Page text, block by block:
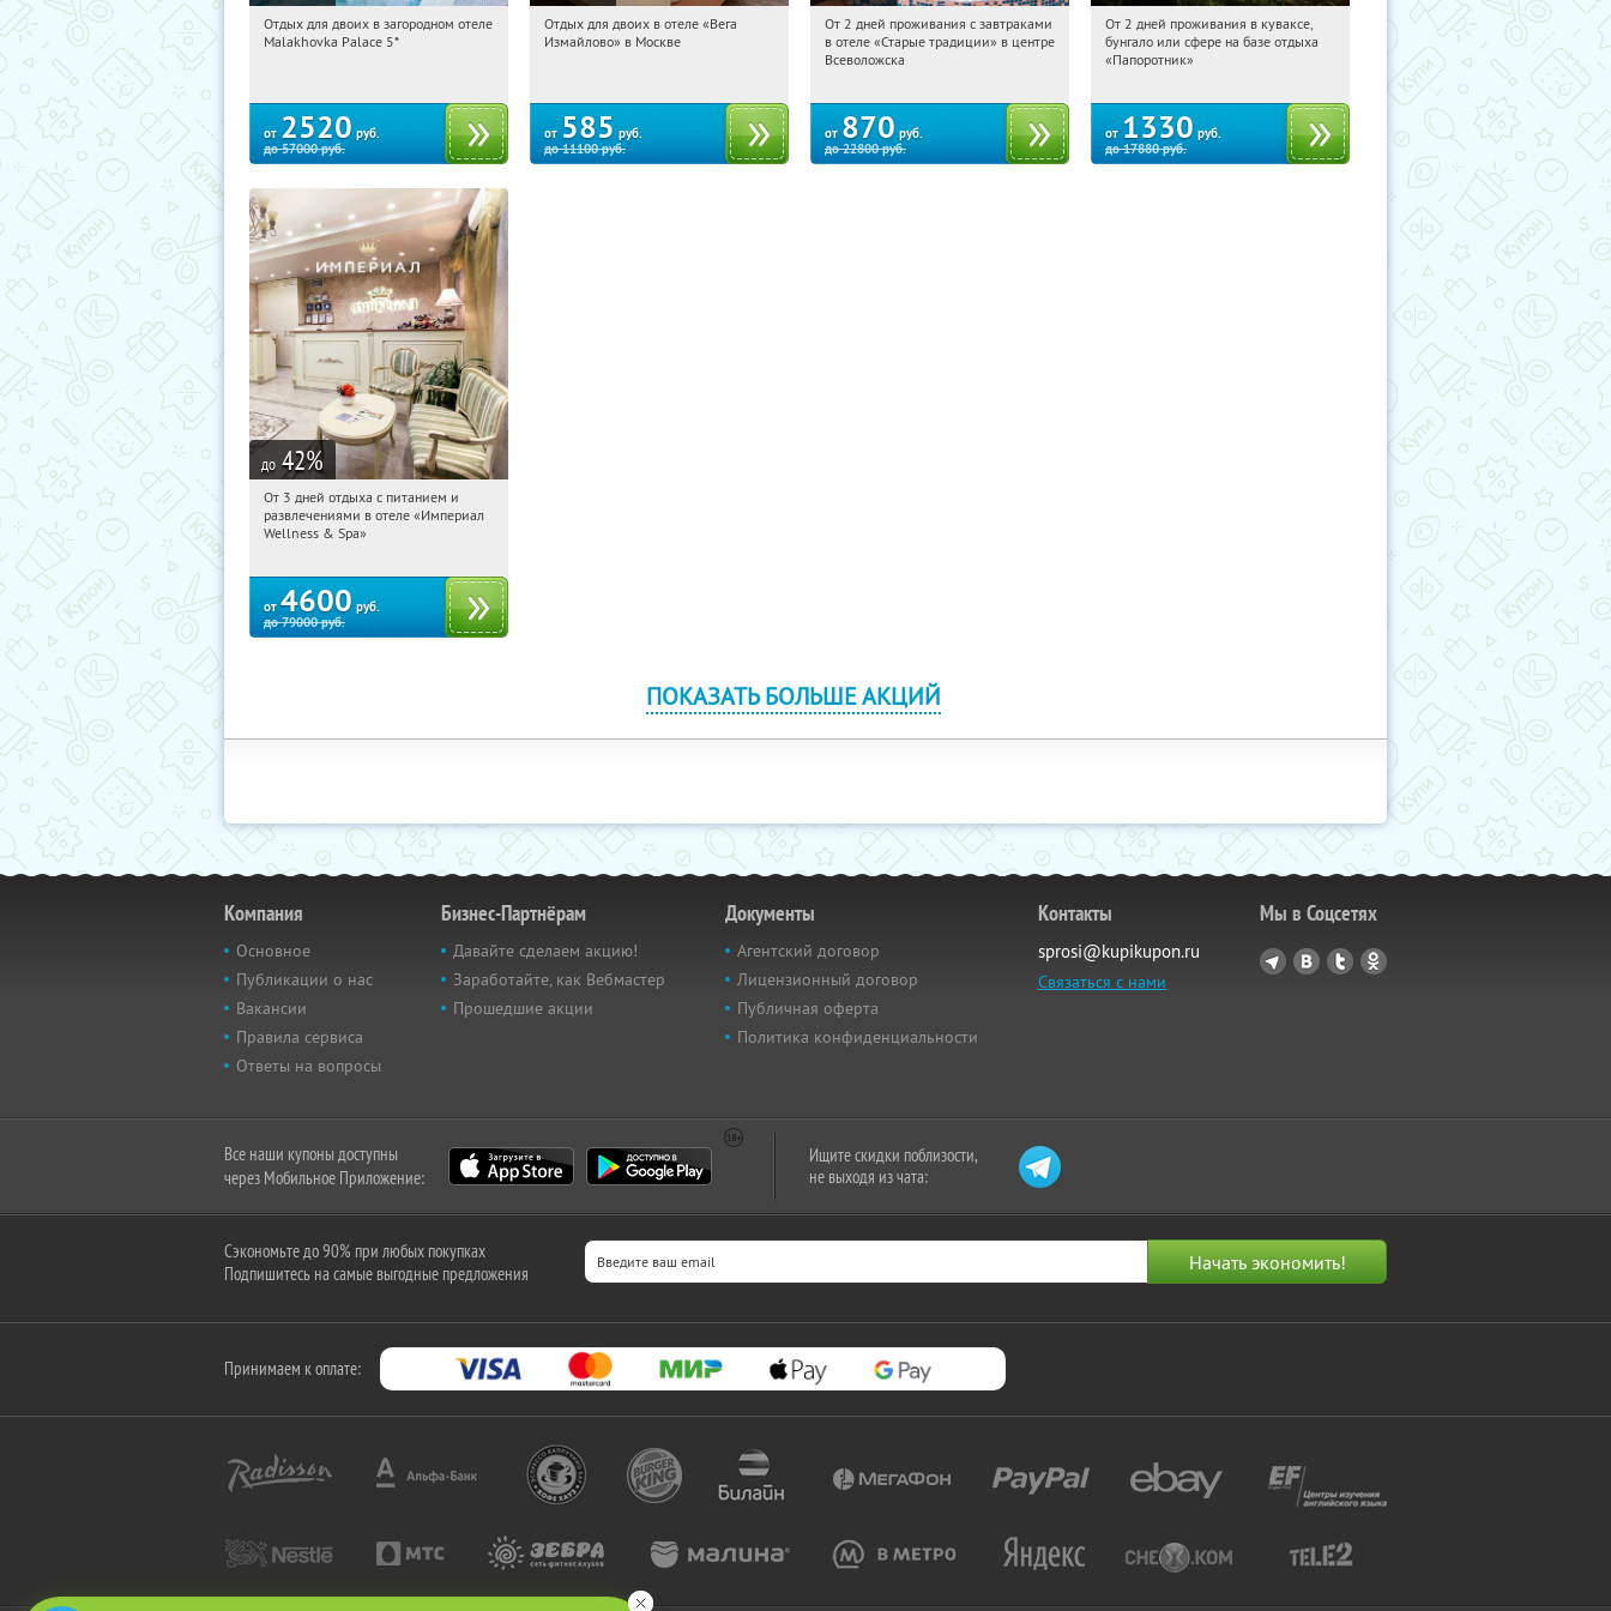
11:00:08 Купили:13
Отдых для двоих в загородном отеле
Malakhovka Palace 5*
от 2520 руб.
до57000руб.
11:00:08 Купили:
Отдых для двоих в отеле «Вега
Измайлово» в Москве
от 585 руб.
до11100руб.
11:00:08 Купили:123
Ленинградская обл., г. Всеволожск, ул.
От 2 дней проживания с завтраками
в отеле «Старые традиции» в центре
Всеволожска
от 870 руб.
до22800руб.
11:00:08 Купили:
Респ. Карелия, г. Лахденпохья
От 2 дней проживания в куваксе,
бунгало или сфере на базе отдыха
«Папоротник»
от 1330 руб.
до17880руб.
до 42%
11:00:08 Купили:
Калужская обл., г. Обнинск, Киевское
От 3 дней отдыха с питанием и
развлечениями в отеле «Империал
Wellness & Spa»
от 4600 руб.
до79000руб.
ПОКАЗАТЬ БОЛЬШЕ АКЦИЙ
Компания
Основное
Публикации о нас
Вакансии
Правила сервиса
Ответы на вопросы
Бизнес-Партнёрам
Давайте сделаем акцию!
Заработайте, как Вебмастер
Прошедшие акции
Документы
Агентский договор
Лицензионный договор
Публичная оферта
Политика конфиденциальности
Контакты
sprosi@kupikupon.ru
Связаться с нами
Мы в Соцсетях
Все наши купоны доступны
через Мобильное Приложение:
Ищите скидки поблизости,
не выходя из чата:
Сэкономьте до 90% при любых покупках
Подпишитесь на самые выгодные предложения
Принимаем к оплате: